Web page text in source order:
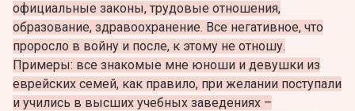
официальные законы, трудовые отношения,
образование, здравоохранение. Все негативное, что
проросло в войну и после, к этому не отношу.
Примеры: все знакомые мне юноши и девушки из
еврейских семей, как правило, при желании поступали
и учились в высших учебных заведениях –